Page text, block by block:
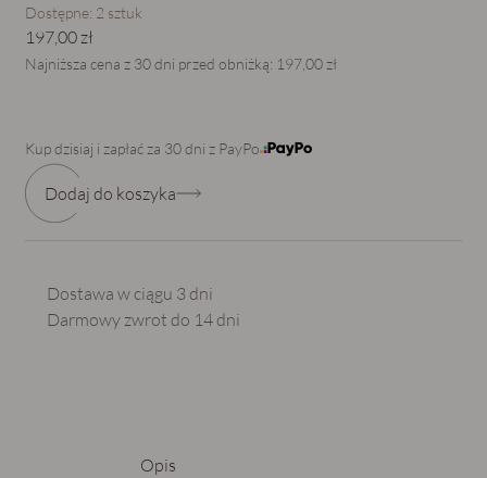
Dostępne: 2 sztuk
197,00 zł
Najniższa cena z 30 dni przed obniżką: 197,00 zł
Kup dzisiaj i zapłać za 30 dni z PayPo
Dodaj do koszyka
Dostawa w ciągu 3 dni
Darmowy zwrot do 14 dni
Opis